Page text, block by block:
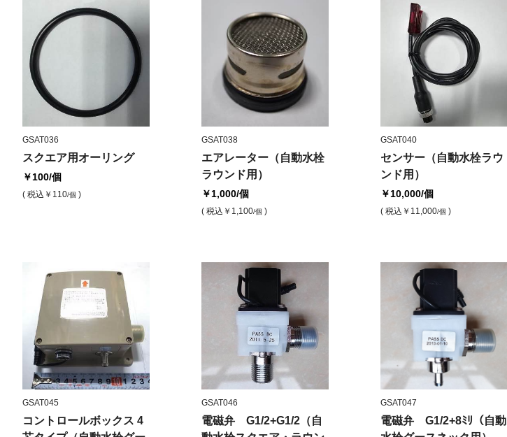
GSAT036
スクエア用オーリング
￥100/個
( 税込 ￥110/個 )
GSAT038
エアレーター（自動水栓
ラウンド用）
￥1,000/個
( 税込 ￥1,100/個 )
GSAT040
センサー（自動水栓ラウ
ンド用）
￥10,000/個
( 税込 ￥11,000/個 )
GSAT045
コントロールボックス 4
GSAT046
電磁弁 G1/2+G1/2（自
GSAT047
電磁弁 G1/2+8ﾐﾘ（自動